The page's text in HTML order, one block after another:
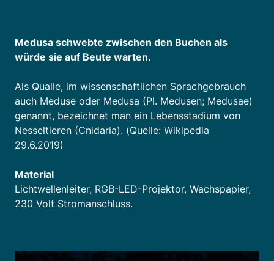
Medusa schwebte zwischen den Buchen als
würde sie auf Beute warten.
Als Qualle, im wissenschaftlichen Sprachgebrauch
auch Meduse oder Medusa (Pl. Medusen; Medusae)
genannt, bezeichnet man ein Lebensstadium von
Nesseltieren (Cnidaria). (Quelle: Wikipedia
29.6.2019)
Material
Lichtwellenleiter, RGB-LED-Projektor, Wachspapier,
230 Volt Stromanschluss.